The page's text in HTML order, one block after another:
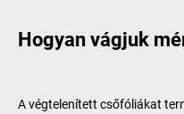
Hogyan vágjuk
A végtelenített csőfóliákat